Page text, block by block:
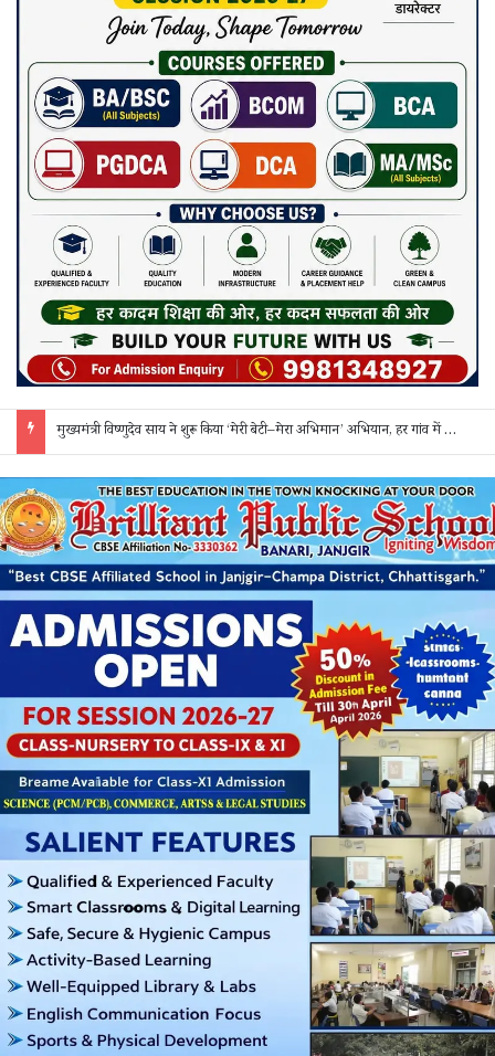
मुख्यमंत्री विष्णुदेव साय ने शुरू किया ‘मेरी बेटी–मेरा अभिमान’ अभियान, हर गांव में मुक्तिधाम और हर स्कूल में बालिका शौचालय